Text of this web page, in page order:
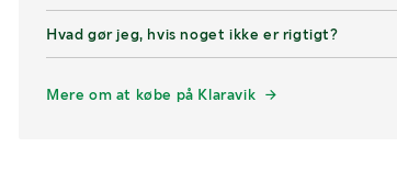
Hvad gør jeg, hvis noget ikke er rigtigt?
Mere om at købe på Klaravik